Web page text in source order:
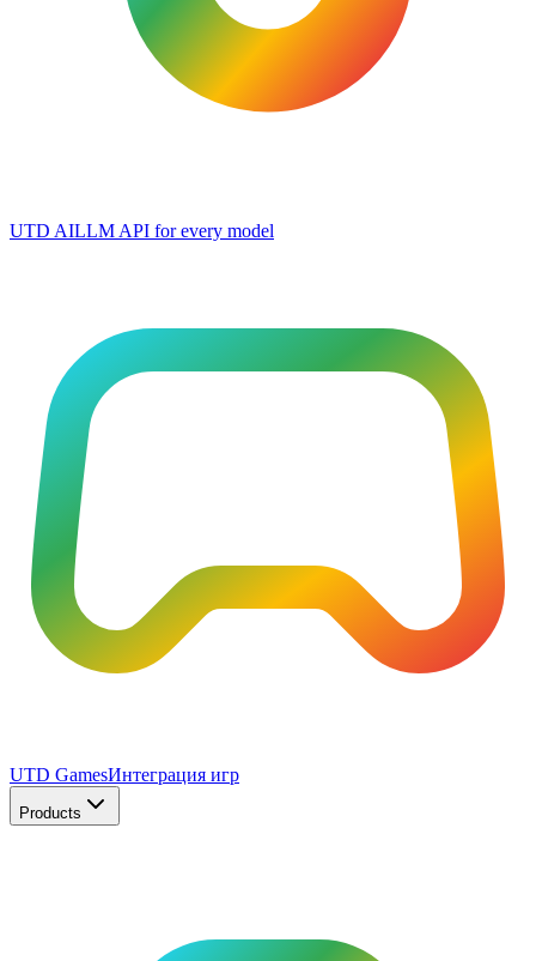
UTD AILLM API for every model
UTD GamesИнтеграция игр
Products